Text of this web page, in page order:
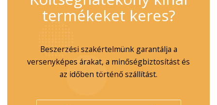
termékeket keres?
Beszerzési szakértelmünk garantálja a
versenyképes árakat, a minőségbiztosítást és
az időben történő szállítást.